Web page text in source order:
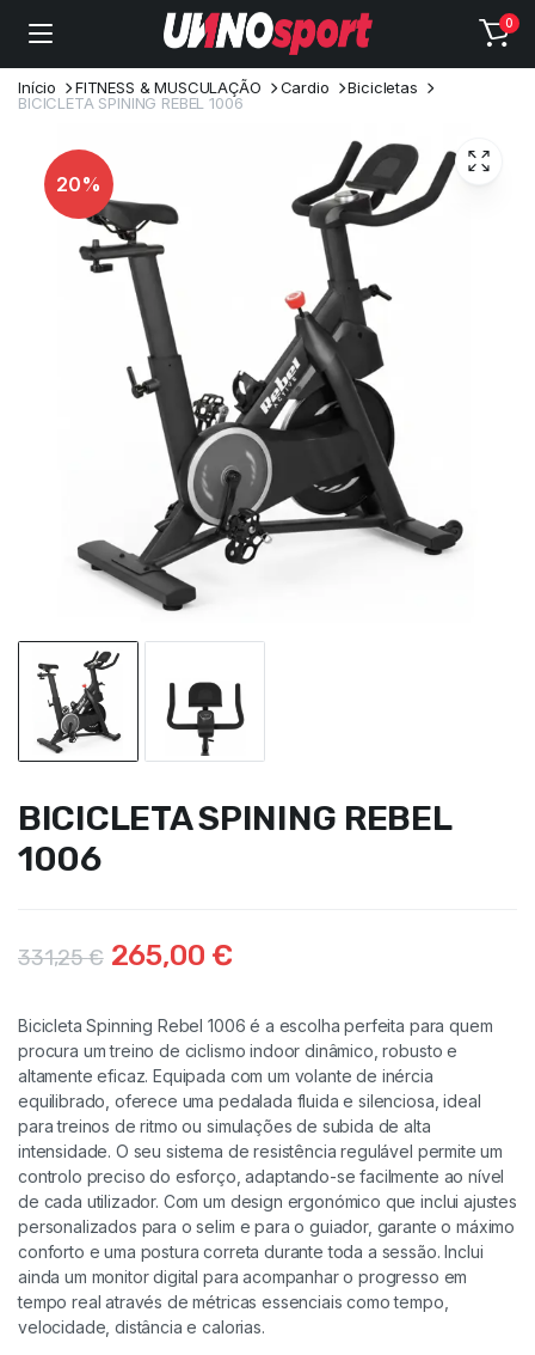
0
Início FITNESS & MUSCULAÇÃO Cardio
Bicicletas
BICICLETA SPINING REBEL 1006
20%
BICICLETA SPINING REBEL
1006
331,25€ 265,00 €
Bicicleta Spinning Rebel 1006 é a escolha perfeita para quem
procura um treino de ciclismo indoor dinâmico, robusto e
altamente eficaz. Equipada com um volante de inércia
equilibrado, oferece uma pedalada fluida e silenciosa, ideal
para treinos de ritmo ou simulações de subida de alta
intensidade. O seu sistema de resistência regulável permite um
controlo preciso do esforço, adaptando-se facilmente ao nível
de cada utilizador. Com um design ergonómico que inclui ajustes
personalizados para o selim e para o guiador, garante o máximo
conforto e uma postura correta durante toda a sessão. Inclui
ainda um monitor digital para acompanhar o progresso em
tempo real através de métricas essenciais como tempo,
velocidade, distância e calorias.